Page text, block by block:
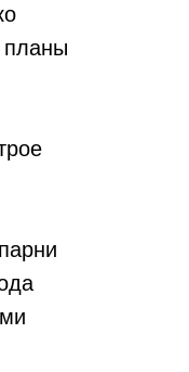
планы